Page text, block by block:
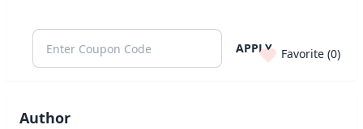
APPLY Favorite (0)
Author